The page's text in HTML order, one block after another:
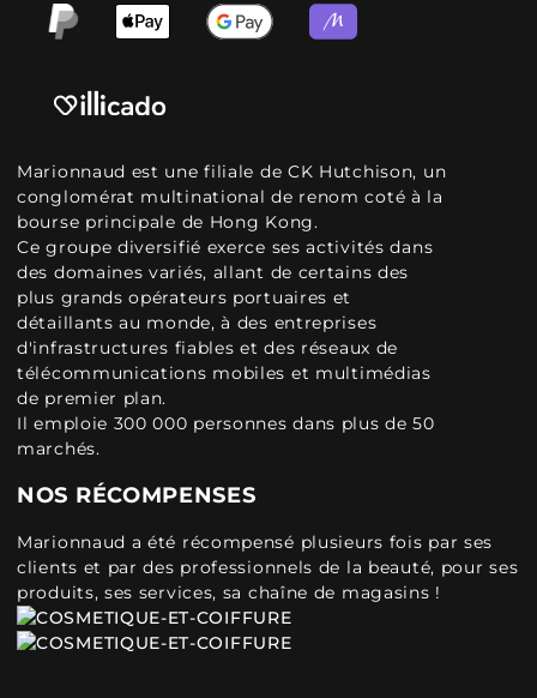
Marionnaud est une filiale de CK Hutchison, un
conglomérat multinational de renom coté à la
bourse principale de Hong Kong.
Ce groupe diversifié exerce ses activités dans
des domaines variés, allant de certains des
plus grands opérateurs portuaires et
détaillants au monde, à des entreprises
d'infrastructures fiables et des réseaux de
télécommunications mobiles et multimédias
de premier plan.
Il emploie 300 000 personnes dans plus de 50
marchés.
NOS RÉCOMPENSES
Marionnaud a été récompensé plusieurs fois par ses
clients et par des professionnels de la beauté, pour ses
produits, ses services, sa chaîne de magasins !